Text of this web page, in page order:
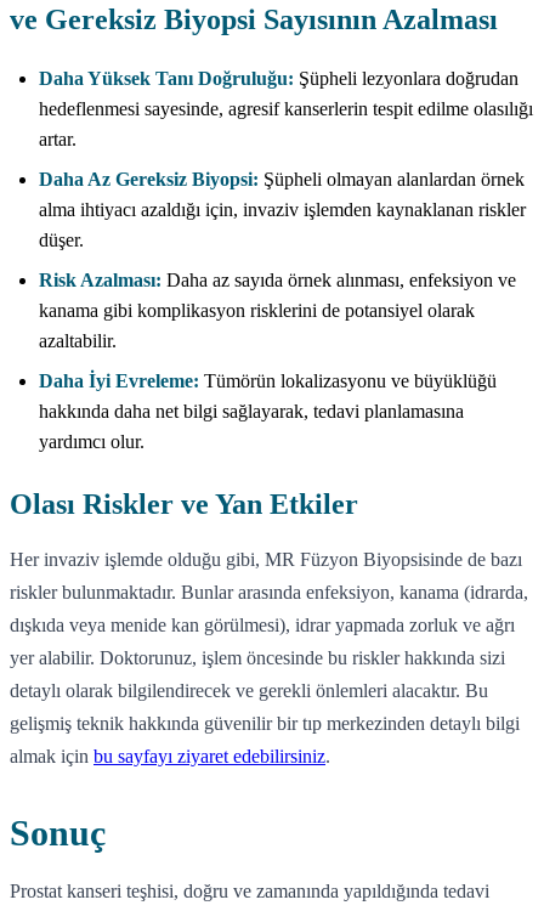
ve Gereksiz Biyopsi Sayısının Azalması
Daha Yüksek Tanı Doğruluğu: Şüpheli lezyonlara doğrudan
hedeflenmesi sayesinde, agresif kanserlerin tespit edilme olasılığı
artar.
Daha Az Gereksiz Biyopsi: Şüpheli olmayan alanlardan örnek
alma ihtiyacı azaldığı için, invaziv işlemden kaynaklanan riskler
düşer.
Risk Azalması: Daha az sayıda örnek alınması, enfeksiyon ve
kanama gibi komplikasyon risklerini de potansiyel olarak
azaltabilir.
Daha İyi Evreleme: Tümörün lokalizasyonu ve büyüklüğü
hakkında daha net bilgi sağlayarak, tedavi planlamasına
yardımcı olur.
Olası Riskler ve Yan Etkiler
Her invaziv işlemde olduğu gibi, MR Füzyon Biyopsisinde de bazı
riskler bulunmaktadır. Bunlar arasında enfeksiyon, kanama (idrarda,
dışkıda veya menide kan görülmesi), idrar yapmada zorluk ve ağrı
yer alabilir. Doktorunuz, işlem öncesinde bu riskler hakkında sizi
detaylı olarak bilgilendirecek ve gerekli önlemleri alacaktır. Bu
gelişmiş teknik hakkında güvenilir bir tıp merkezinden detaylı bilgi
almak için bu sayfayı ziyaret edebilirsiniz.
Sonuç
Prostat kanseri teşhisi, doğru ve zamanında yapıldığında tedavi